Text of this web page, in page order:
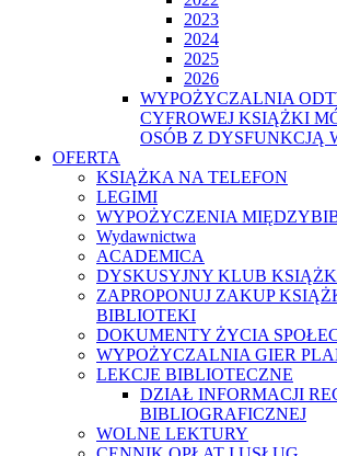
2023
2024
2025
2026
WYPOŻYCZALNIA
CYFROWEJ KSIĄŻKI
OSÓB Z DYSFUNKCJĄ
OFERTA
KSIĄŻKA NA TELEFON
LEGIMI
WYPOŻYCZENIA
Wydawnictwa
ACADEMICA
DYSKUSYJNY KLUB
ZAPROPONUJ ZAKUP
BIBLIOTEKI
DOKUMENTY ŻYCIA
WYPOŻYCZALNIA GIER
LEKCJE BIBLIOTECZNE
DZIAŁ INFORMACJI
BIBLIOGRAFICZNEJ
WOLNE LEKTURY